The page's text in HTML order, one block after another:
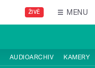
ŽIVĚ MENU
AUDIOARCHIV KAMERY